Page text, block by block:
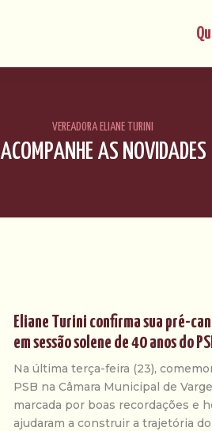
VEREADORA ELIANE TURINI
ACOMPANHE AS NOVIDADES
Eliane Turini confirma sua pré-
em sessão solene de 40 anos do
Na última terça-feira (23),
PSB na Câmara Municipal de
marcada por boas recordações e
ajudaram a construir a trajetória